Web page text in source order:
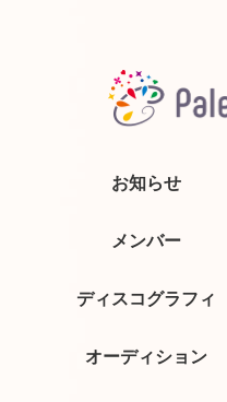
お知らせ
メンバー
ディスコグラフィ
オーディション